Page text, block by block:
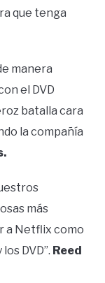
que tenga
manera
el DVD
batalla cara
la compañía
más
a Netflix como
DVD”. Reed